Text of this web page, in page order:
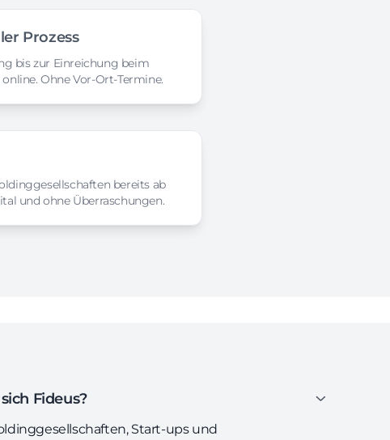
Prozess
bis zur Einreichung beim
Ohne Vor-Ort-Termine.
bereits ab
und ohne Überraschungen.
Fideus?
Start-ups und